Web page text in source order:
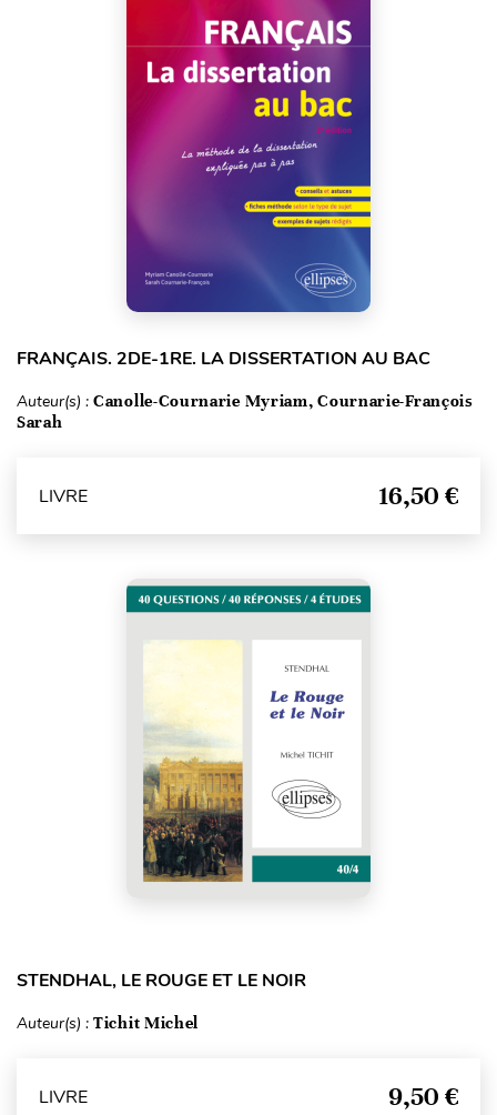
FRANÇAIS. 2DE-1RE. LA DISSERTATION AU BAC
Auteur(s) : Canolle-Cournarie Myriam, Cournarie-François
Sarah
LIVRE 16,50 €
STENDHAL, LE ROUGE ET LE NOIR
Auteur(s) : Tichit Michel
LIVRE 9,50 €